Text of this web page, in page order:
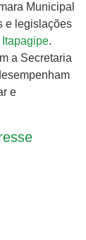
Municipal
e legislações
.
a Secretaria
e